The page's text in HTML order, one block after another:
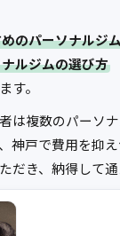
のパーソナルジ
ルジムの選び方
す。
は複数のパーソ
神戸で費用を抑
だき、納得して